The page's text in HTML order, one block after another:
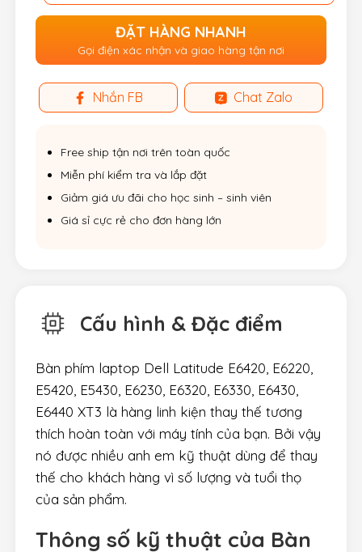
ĐẶT HÀNG NHANH
Gọi điện xác nhận và giao hàng tận nơi
Nhắn FB Chat Zalo
Free ship tận nơi trên toàn quốc
Miễn phí kiểm tra và lắp đặt
Giảm giá ưu đãi cho học sinh – sinh viên
Giá sỉ cực rẻ cho đơn hàng lớn
Cấu hình & Đặc điểm
Bàn phím laptop Dell Latitude E6420, E6220,
E5420, E5430, E6230, E6320, E6330, E6430,
E6440 XT3 là hàng linh kiện thay thế tương
thích hoàn toàn với máy tính của bạn. Bởi vậy
nó được nhiều anh em kỹ thuật dùng để thay
thế cho khách hàng vì số lượng và tuổi thọ
của sản phẩm.
Thông số kỹ thuật của Bàn